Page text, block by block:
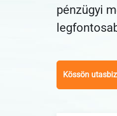
pénzügyi
Kössön